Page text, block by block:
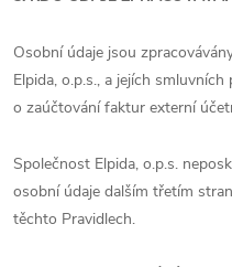
Osobní údaje jsou
Elpida, o.p.s., a jejích
o zaúčtování faktur externí
Společnost Elpida, o.p.s.
osobní údaje dalším třetím
těchto Pravidlech.